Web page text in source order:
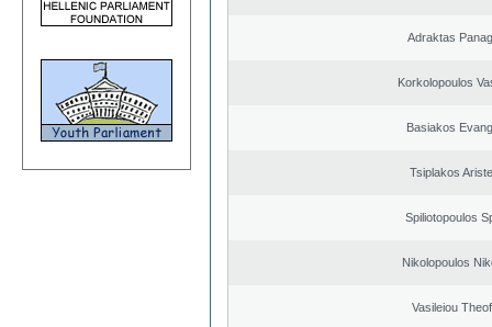
Adraktas
Korkolopoulos
Basiakos
Tsiplakos
Spiliotopoulos
Nikolopoulos
Vasileiou